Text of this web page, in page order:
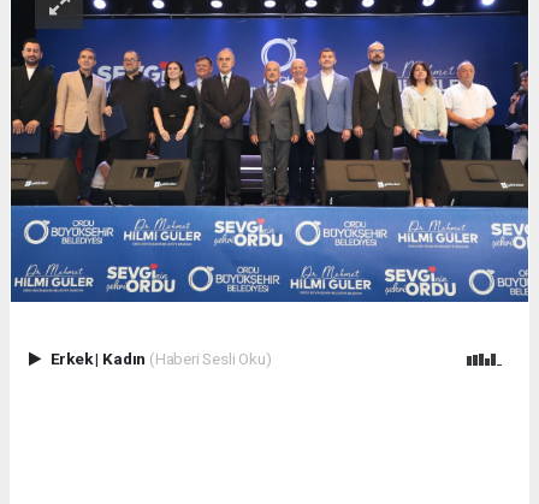
Erkek| Kadın (Haberi Sesli Oku)